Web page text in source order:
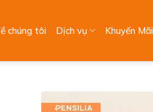
chúng tôi Dịch vụ Khuyến Mãi